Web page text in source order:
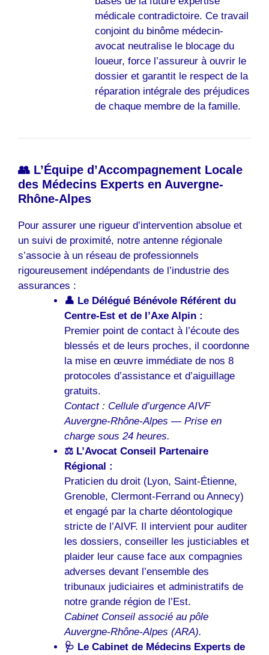
médicale contradictoire. Ce travail
conjoint du binôme médecin-
avocat neutralise le blocage du
loueur, force l’assureur à ouvrir le
dossier et garantit le respect de la
réparation intégrale des préjudices
de chaque membre de la famille.
👥 L’Équipe d’Accompagnement Locale
des Médecins Experts en Auvergne-
Rhône-Alpes
Pour assurer une rigueur d’intervention absolue et
un suivi de proximité, notre antenne régionale
s’associe à un réseau de professionnels
rigoureusement indépendants de l’industrie des
assurances :
👤 Le Délégué Bénévole Référent du
Centre-Est et de l’Axe Alpin :
Premier point de contact à l’écoute des
blessés et de leurs proches, il coordonne
la mise en œuvre immédiate de nos 8
protocoles d’assistance et d’aiguillage
gratuits.
Contact : Cellule d’urgence AIVF
Auvergne-Rhône-Alpes — Prise en
charge sous 24 heures.
⚖️ L’Avocat Conseil Partenaire
Régional :
Praticien du droit (Lyon, Saint-Étienne,
Grenoble, Clermont-Ferrand ou Annecy)
et engagé par la charte déontologique
stricte de l’AIVF. Il intervient pour auditer
les dossiers, conseiller les justiciables et
plaider leur cause face aux compagnies
adverses devant l’ensemble des
tribunaux judiciaires et administratifs de
notre grande région de l’Est.
Cabinet Conseil associé au pôle
Auvergne-Rhône-Alpes (ARA).
🩺 Le Cabinet de Médecins Experts de